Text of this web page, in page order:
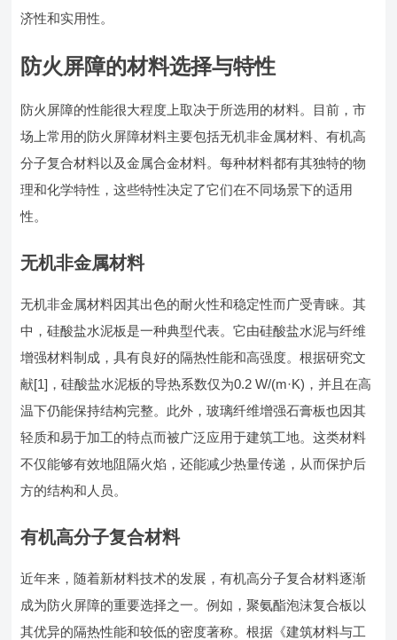
济性和实用性。
防火屏障的材料选择与特性
防火屏障的性能很大程度上取决于所选用的材料。目前，市
场上常用的防火屏障材料主要包括无机非金属材料、有机高
分子复合材料以及金属合金材料。每种材料都有其独特的物
理和化学特性，这些特性决定了它们在不同场景下的适用
性。
无机非金属材料
无机非金属材料因其出色的耐火性和稳定性而广受青睐。其
中，硅酸盐水泥板是一种典型代表。它由硅酸盐水泥与纤维
增强材料制成，具有良好的隔热性能和高强度。根据研究文
献[1]，硅酸盐水泥板的导热系数仅为0.2 W/(m·K)，并且在高
温下仍能保持结构完整。此外，玻璃纤维增强石膏板也因其
轻质和易于加工的特点而被广泛应用于建筑工地。这类材料
不仅能够有效地阻隔火焰，还能减少热量传递，从而保护后
方的结构和人员。
有机高分子复合材料
近年来，随着新材料技术的发展，有机高分子复合材料逐渐
成为防火屏障的重要选择之一。例如，聚氨酯泡沫复合板以
其优异的隔热性能和较低的密度著称。根据《建筑材料与工